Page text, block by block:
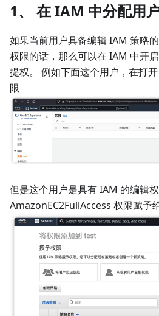
1、 在 IAM 中分配用
如果当前用户具备编辑 IAM 策略
权限的话，那么可以在 IAM 中开
提权。 例如下面这个用户，在打
限
但是这个用户是具有 IAM 的编辑
AmazonEC2FullAccess 权限赋予